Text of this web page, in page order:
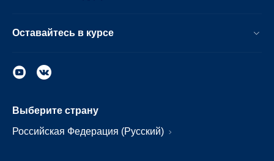
Оставайтесь в курсе
Выберите страну
Российская Федерация (Русский)